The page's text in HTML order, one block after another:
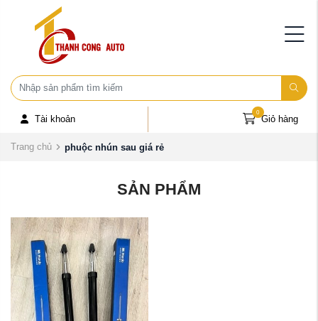
Tài khoản Giỏ hàng
0
Trang chủ phuộc nhún sau giá rẻ
SẢN PHẨM